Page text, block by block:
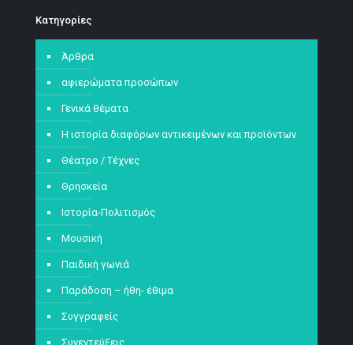
Kατηγορίες
Άρθρα
αφιερώματα προσώπων
Γενικά θέματα
Η ιστορία διαφόρων αντικειμένων και προϊόντων
Θέατρο / Τέχνες
Θρησκεία
Ιστορία-Πολιτισμός
Μουσική
Παιδική γωνιά
Παράδοση – ήθη- έθιμα
Συγγραφείς
Συνεντεύξεις